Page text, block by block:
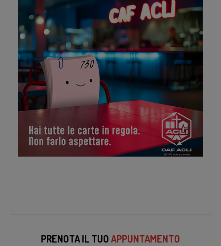
PRENOTA IL TUOAPPUNTAMENTO